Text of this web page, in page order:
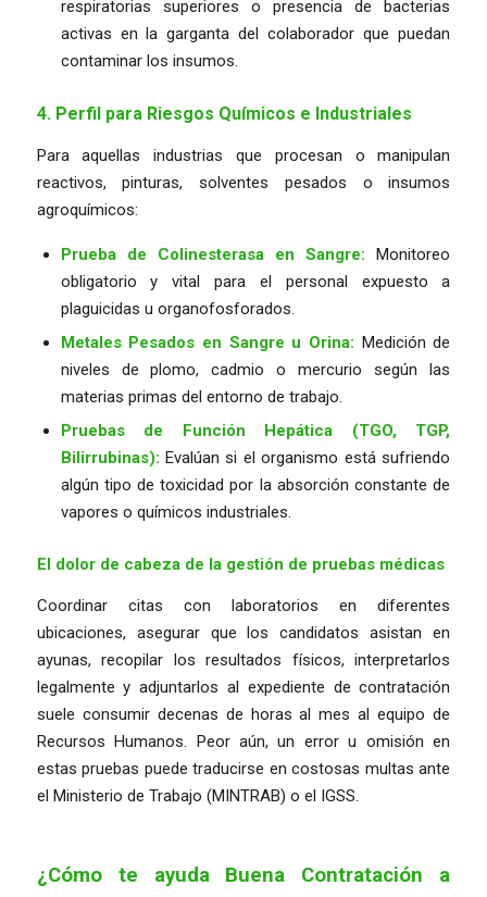
respiratorias superiores o presencia de bacterias
activas en la garganta del colaborador que puedan
contaminar los insumos.
4. Perfil para Riesgos Químicos e Industriales
Para aquellas industrias que procesan o manipulan
reactivos, pinturas, solventes pesados o insumos
agroquímicos:
Prueba de Colinesterasa en Sangre:Monitoreo
obligatorio y vital para el personal expuesto a
plaguicidas u organofosforados.
Metales Pesados en Sangre u Orina: Medición de
niveles de plomo, cadmio o mercurio según las
materias primas del entorno de trabajo.
Pruebas de Función Hepática (TGO, TGP,
Bilirrubinas):Evalúan si el organismo está sufriendo
algún tipo de toxicidad por la absorción constante de
vapores o químicos industriales.
El dolor de cabeza de la gestión de pruebas médicas
Coordinar citas con laboratorios en diferentes
ubicaciones, asegurar que los candidatos asistan en
ayunas, recopilar los resultados físicos, interpretarlos
legalmente y adjuntarlos al expediente de contratación
suele consumir decenas de horas al mes al equipo de
Recursos Humanos. Peor aún, un error u omisión en
estas pruebas puede traducirse en costosas multas ante
el Ministerio de Trabajo (MINTRAB) o el IGSS.
¿Cómo te ayuda Buena Contratación a